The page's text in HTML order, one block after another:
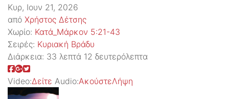
Κυρ, Ιουν 21, 2026
από Χρήστος Δέτσης
Χωρίο: Κατά_Μάρκον 5:21-43
Σειρές: Kυριακή Βράδυ
Διάρκεια: 33 λεπτά 12 δευτερόλεπτα
Video:Δείτε Audio:ΑκούστεΛήψη